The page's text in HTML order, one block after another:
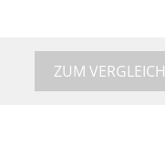
ZUM VERGLEICH